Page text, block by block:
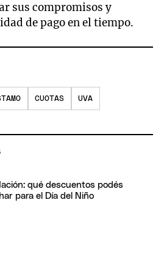
sus compromisos y
de pago en el tiempo.
CUOTAS UVA
qué descuentos podés
para el Día del Niño